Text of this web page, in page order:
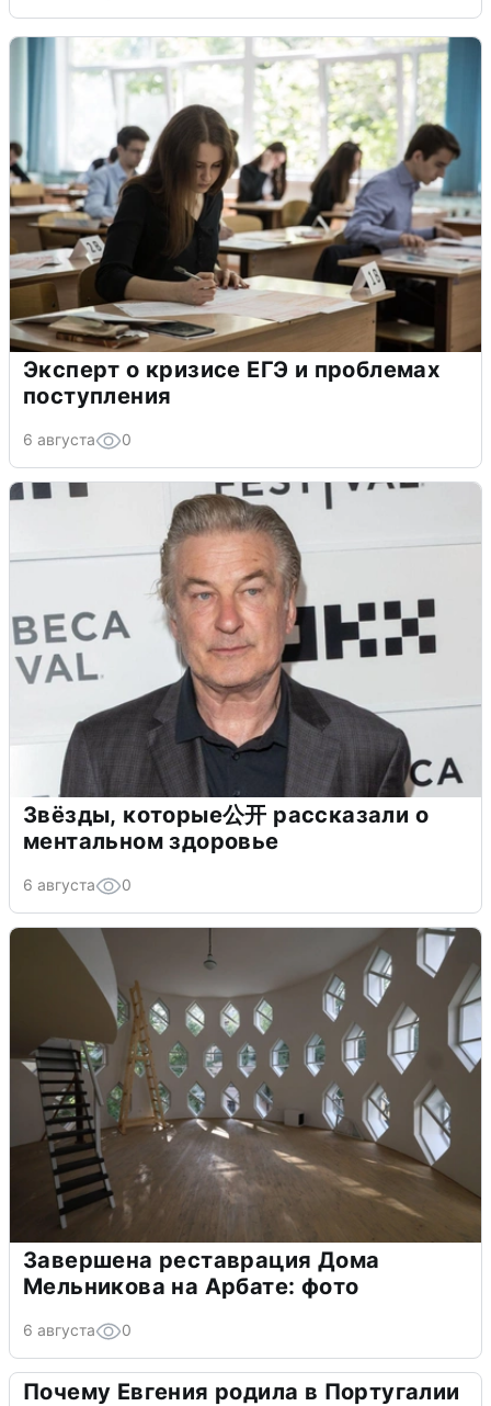
Эксперт о кризисе ЕГЭ и проблемах
поступления
6 августа 0
Звёзды, которые公开 рассказали о
ментальном здоровье
6 августа 0
Завершена реставрация Дома
Мельникова на Арбате: фото
6 августа 0
Почему Евгения родила в Португалии